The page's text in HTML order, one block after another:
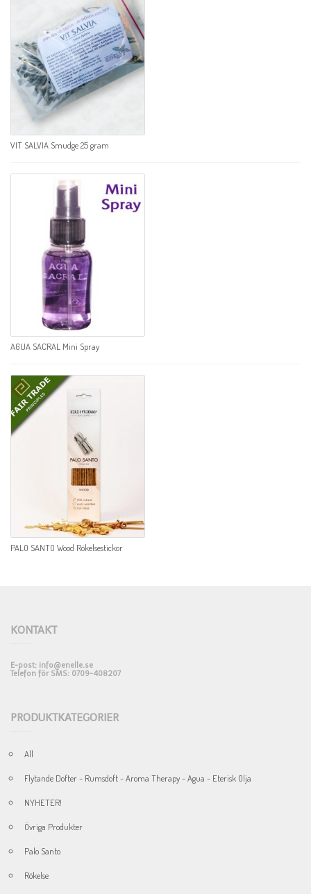
VIT SALVIA Smudge 25 gram
AGUA SACRAL Mini Spray
PALO SANTO Wood Rökelsestickor
KONTAKT
E-post: info@enelle.se
Telefon för SMS: 0709-408207
PRODUKTKATEGORIER
All
Flytande Dofter - Rumsdoft - Aroma Therapy - Agua - Eterisk Olja
NYHETER!
Övriga Produkter
Palo Santo
Rökelse